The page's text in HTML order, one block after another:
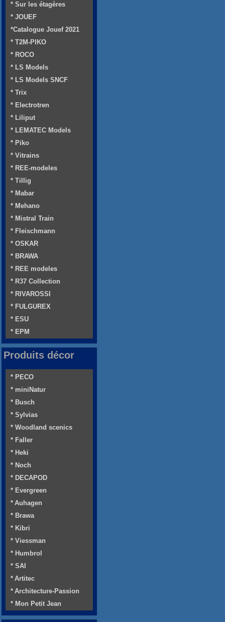
* Sur les étagères
* JOUEF
*Catalogue Jouef 2021
* T2M-PIKO
* ROCO
* LS Models
* LS Models SNCF
* Trix
* Electrotren
* Liliput
* LEMATEC Models
* Piko
* Vitrains
* REE-modeles
* Tillig
* Mabar
* Mehano
* Mistral Train
* Fleischmann
* OSKAR
* BRAWA
* REE modeles
* R37 Collection
* RIVAROSSI
* FULGUREX
* ESU
* EPM
Produits décor
* PECO
* miniNatur
* Busch
* Sylvias
* Woodland scenics
* Faller
* Heki
* Noch
* DECAPOD
* Evergreen
* Auhagen
* Brawa
* Kibri
* Viessman
* Humbrol
* SAI
* Artitec
* Architecture-Passion
* Mon Petit Jean